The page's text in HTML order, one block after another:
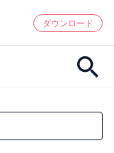
ダウンロード